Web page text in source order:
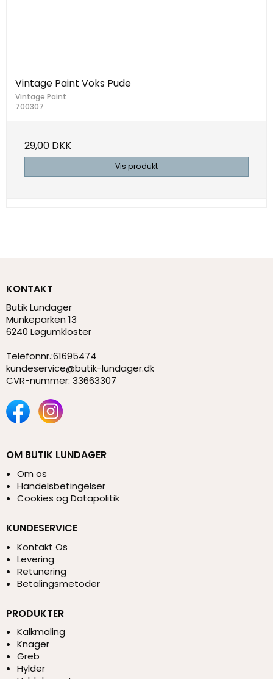
Vintage Paint Voks Pude
Vintage Paint
700307
29,00 DKK
Vis produkt
KONTAKT
Butik Lundager
Munkeparken 13
6240 Løgumkloster
Telefonnr.:61695474
kundeservice@butik-lundager.dk
CVR-nummer: 33663307
OM BUTIK LUNDAGER
Om os
Handelsbetingelser
Cookies og Datapolitik
KUNDESERVICE
Kontakt Os
Levering
Retunering
Betalingsmetoder
PRODUKTER
Kalkmaling
Knager
Greb
Hylder